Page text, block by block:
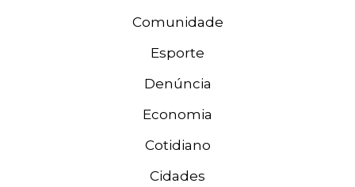
Comunidade
Esporte
Denúncia
Economia
Cotidiano
Cidades